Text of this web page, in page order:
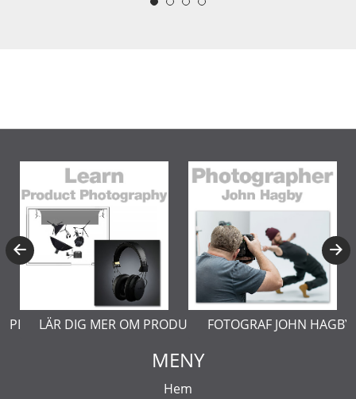
FOTOGRAF JOHN HAGBY LÄR DIG MER OM
MENY
Hem